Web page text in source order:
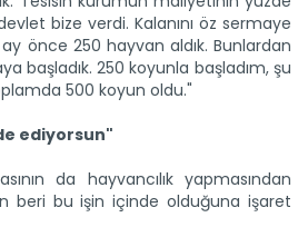
bize verdi. Kalanını öz sermaye
önce 250 hayvan aldık. Bunlardan
başladık. 250 koyunla başladım, şu
500 koyun oldu."
ediyorsun"
da hayvancılık yapmasından
beri bu işin içinde olduğuna işaret
üniversite eğitimini